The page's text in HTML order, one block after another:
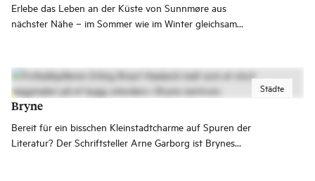
Erlebe das Leben an der Küste von Sunnmøre aus
nächster Nähe – im Sommer wie im Winter gleichsam
Ona og Runde kommt man ganz einfach.
Städte
Bryne
Bereit für ein bisschen Kleinstadtcharme auf Spuren der
Literatur? Der Schriftsteller Arne Garborg ist Brynes